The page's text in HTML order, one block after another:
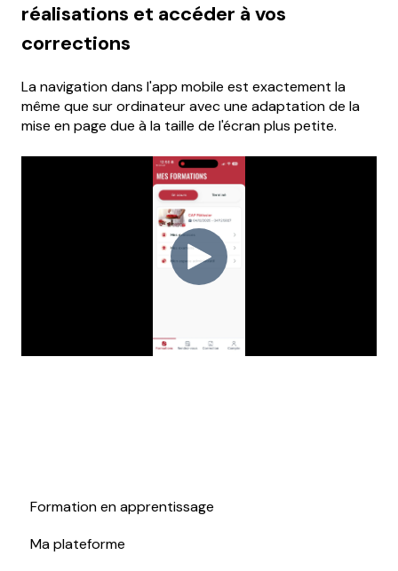
réalisations et accéder à vos
corrections
La navigation dans l'app mobile est exactement la
même que sur ordinateur avec une adaptation de la
mise en page due à la taille de l'écran plus petite.
Formation en apprentissage
Ma plateforme